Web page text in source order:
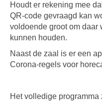
Houdt er rekening mee
QR-code gevraagd kan
voldoende groot om daar
kunnen houden.
Naast de zaal is er een
Corona-regels voor
Het volledige programma